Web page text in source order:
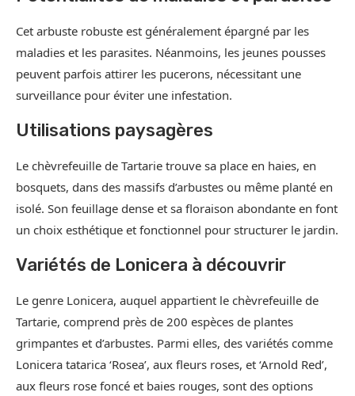
Cet arbuste robuste est généralement épargné par les
maladies et les parasites. Néanmoins, les jeunes pousses
peuvent parfois attirer les pucerons, nécessitant une
surveillance pour éviter une infestation.
Utilisations paysagères
Le chèvrefeuille de Tartarie trouve sa place en haies, en
bosquets, dans des massifs d’arbustes ou même planté en
isolé. Son feuillage dense et sa floraison abondante en font
un choix esthétique et fonctionnel pour structurer le jardin.
Variétés de Lonicera à découvrir
Le genre Lonicera, auquel appartient le chèvrefeuille de
Tartarie, comprend près de 200 espèces de plantes
grimpantes et d’arbustes. Parmi elles, des variétés comme
Lonicera tatarica ‘Rosea’, aux fleurs roses, et ‘Arnold Red’,
aux fleurs rose foncé et baies rouges, sont des options